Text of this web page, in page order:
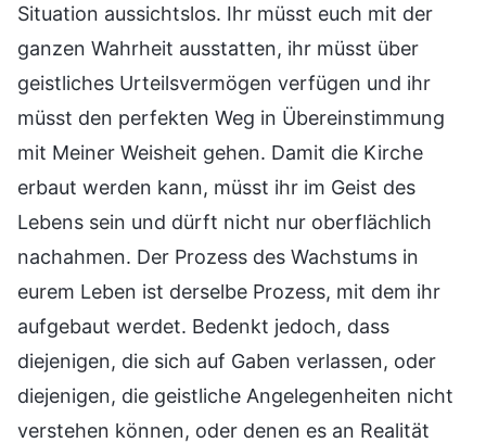
Situation aussichtslos. Ihr müsst euch mit der
ganzen Wahrheit ausstatten, ihr müsst über
geistliches Urteilsvermögen verfügen und ihr
müsst den perfekten Weg in Übereinstimmung
mit Meiner Weisheit gehen. Damit die Kirche
erbaut werden kann, müsst ihr im Geist des
Lebens sein und dürft nicht nur oberflächlich
nachahmen. Der Prozess des Wachstums in
eurem Leben ist derselbe Prozess, mit dem ihr
aufgebaut werdet. Bedenkt jedoch, dass
diejenigen, die sich auf Gaben verlassen, oder
diejenigen, die geistliche Angelegenheiten nicht
verstehen können, oder denen es an Realität